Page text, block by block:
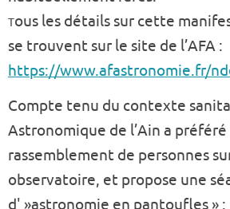
Tous les détails sur cette
se trouvent sur le site de l’AFA :
https://www.afastronomie.fr/
Compte tenu du contexte
Astronomique de l’Ain a
rassemblement de personnes
observatoire, et propose une